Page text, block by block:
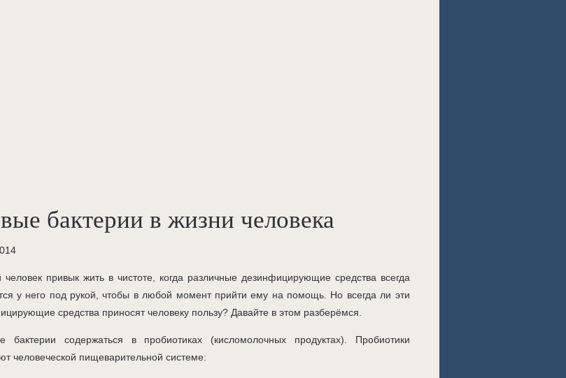
бактерии в жизни человека
человек привык жить в чистоте, когда различные дезинфицирующие средства всегда
у него под рукой, чтобы в любой момент прийти ему на помощь. Но всегда ли эти
средства приносят человеку пользу? Давайте в этом разберёмся.
бактерии содержаться в пробиотиках (кисломолочных продуктах). Пробиотики
человеческой пищеварительной системе: